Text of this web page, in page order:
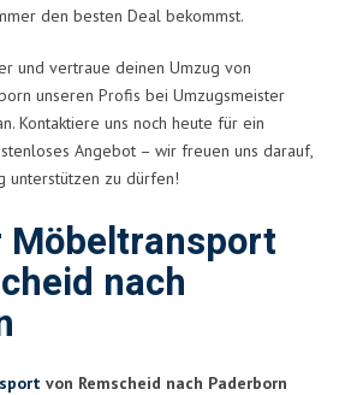
den besten Deal bekommst.
und vertraue deinen Umzug von
unseren Profis bei Umzugsmeister
Kontaktiere uns noch heute für ein
Angebot – wir freuen uns darauf,
unterstützen zu dürfen!
Möbeltransport
nach
von Remscheid nach Paderborn